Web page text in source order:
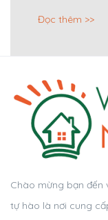
Đọc thêm >>
Chào mừng bạn đến
tự hào là nơi cung